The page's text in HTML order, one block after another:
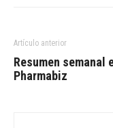
Artículo anterior
Resumen semanal
Pharmabiz